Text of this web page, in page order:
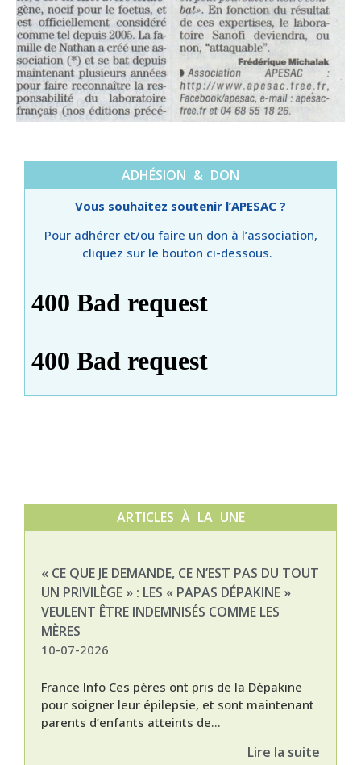
ADHÉSION & DON
Vous souhaitez soutenir l’APESAC ?
Pour adhérer et/ou faire un don à l’association,
cliquez sur le bouton ci-dessous.
ARTICLES À LA UNE
« CE QUE JE DEMANDE, CE N’EST PAS DU TOUT
UN PRIVILÈGE » : LES « PAPAS DÉPAKINE »
VEULENT ÊTRE INDEMNISÉS COMME LES
MÈRES
10-07-2026
France Info Ces pères ont pris de la Dépakine
pour soigner leur épilepsie, et sont maintenant
parents d’enfants atteints de...
Lire la suite